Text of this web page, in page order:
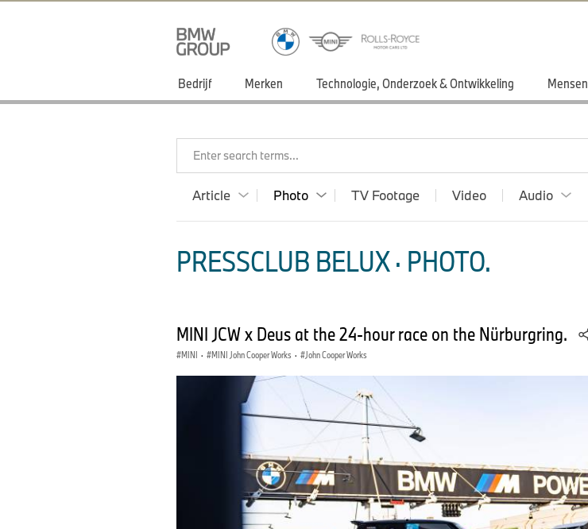
Bedrijf Merken Technologie, Onderzoek & Ontwikkeling Mensen
Enter search terms...
Article Photo TV Footage Video Audio
PRESSCLUB BELUX · PHOTO.
MINI JCW x Deus at the 24-hour race on the Nürburgring.
MINI · MINI John Cooper Works · John Cooper Works